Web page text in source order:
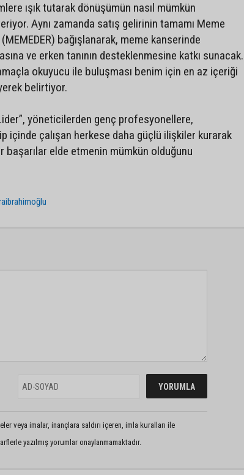
ışık tutarak dönüşümün nasıl mümkün
Aynı zamanda satış gelirinin tamamı Meme
(MEMEDER) bağışlanarak, meme kanserinde
ve erken tanının desteklenmesine katkı sunacak.
okuyucu ile buluşması benim için en az içeriği
belirtiyor.
yöneticilerden genç profesyonellere,
içinde çalışan herkese daha güçlü ilişkiler kurarak
başarılar elde etmenin mümkün olduğunu
veya imalar, inançlara saldırı içeren, imla kuralları ile
yazılmış yorumlar onaylanmamaktadır.